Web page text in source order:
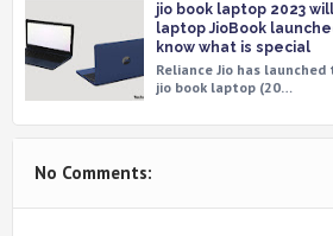
jio book laptop 2023
laptop JioBook
know what is special
Reliance Jio has
jio book laptop (20…
No Comments: